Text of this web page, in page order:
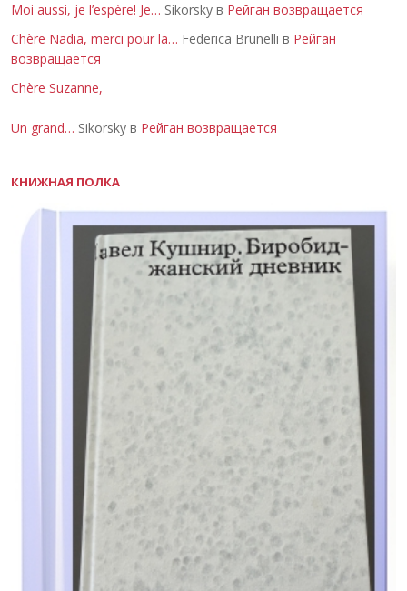
Moi aussi, je l’espère! Je… Sikorsky в Рейган возвращается
Chère Nadia, merci pour la… Federica Brunelli в Рейган
возвращается
Chère Suzanne,
Un grand… Sikorsky в Рейган возвращается
КНИЖНАЯ ПОЛКА